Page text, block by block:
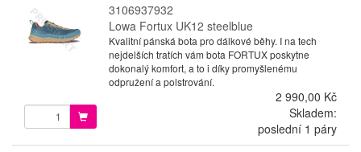
3106937932
Lowa Fortux UK12 steelblue
Kvalitní pánská bota pro dálkové běhy. I na tech
nejdelších tratích vám bota FORTUX poskytne
dokonalý komfort, a to i díky promyšlenému
odpružení a polstrování.
2 990,00 Kč
Skladem:
poslední 1 páry